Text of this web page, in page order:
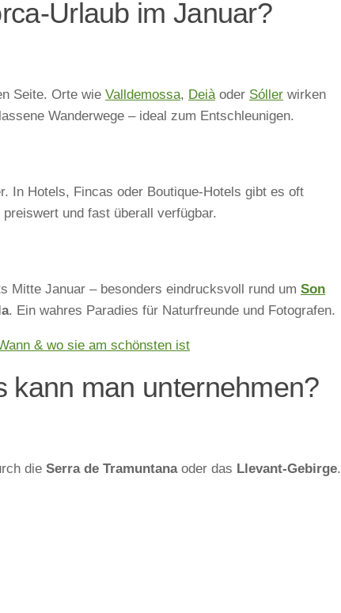
Urlaub im Januar?
Seite. Orte wie Valldemossa, Deiàoder Sóller wirken
Wanderwege – ideal zum Entschleunigen.
In Hotels, Fincas oder Boutique-Hotels gibt es oft
und fast überall verfügbar.
Mitte Januar – besonders eindrucksvoll rund um Son
. Ein wahres Paradies für Naturfreunde und Fotografen.
& wo sie am schönsten ist
kann man unternehmen?
die Serra de Tramuntanaoder das Llevant-Gebirge.